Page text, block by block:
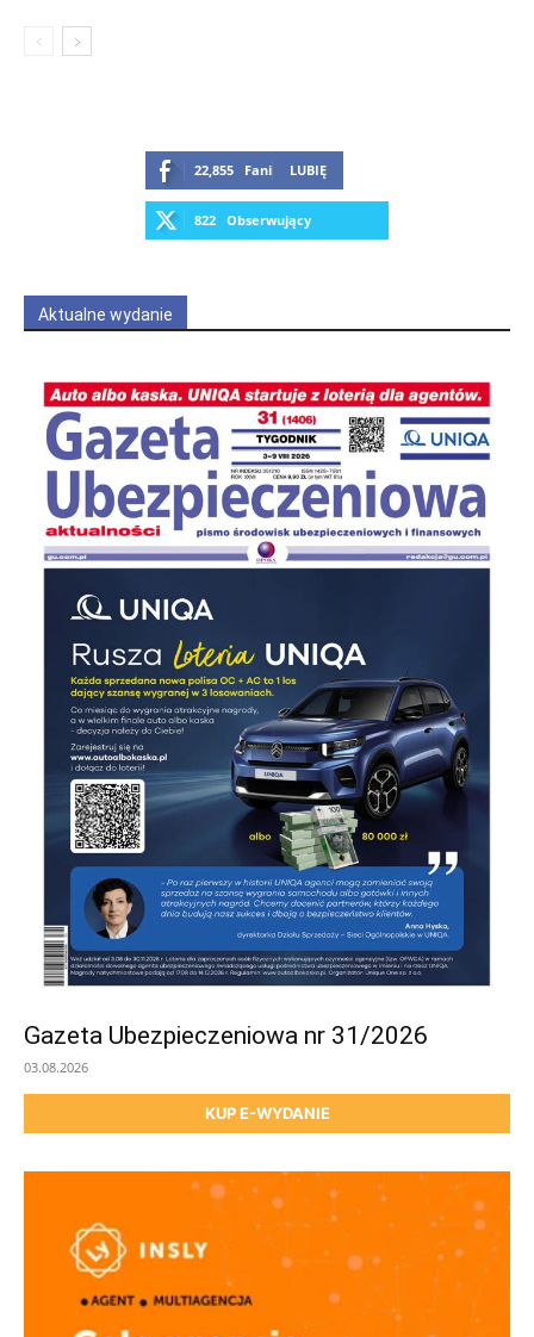
22,855 Fani LUBIĘ
822 Obserwujący
Aktualne wydanie
Gazeta Ubezpieczeniowa nr 31/2026
03.08.2026
KUP E-WYDANIE